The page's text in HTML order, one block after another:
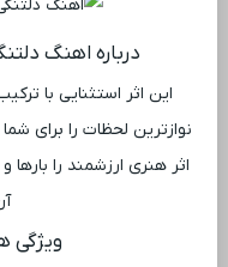
درباره اهنگ
این اثر استثنایی با
نوازترین لحظات را برای
اثر هنری ارزشمند را
ویژگی